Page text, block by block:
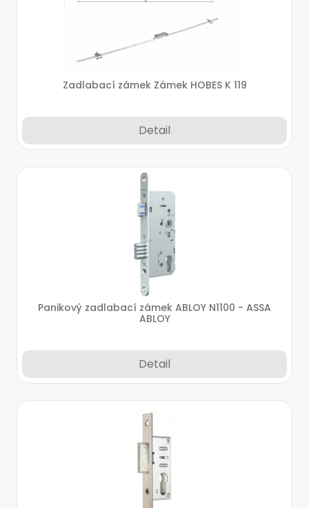
Zadlabací zámek Zámek HOBES K 119
Detail
Panikový zadlabací zámek ABLOY N1100 - ASSA
ABLOY
Detail